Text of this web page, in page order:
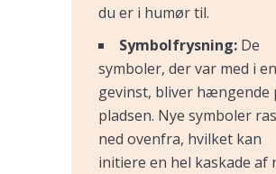
du er i humør til.
Symbolfrysning: De
symboler, der var med i en
gevinst, bliver hængende
pladsen. Nye symboler
ned ovenfra, hvilket kan
initiere en hel kaskade af